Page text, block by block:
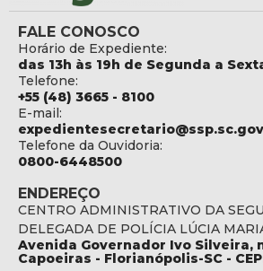
FALE CONOSCO
Horário de Expediente:
das 13h às 19h de Segunda a
Telefone:
+55 (48) 3665 - 8100
E-mail:
Telefone da Ouvidoria:
0800-6448500
ENDEREÇO
CENTRO ADMINISTRATIVO DA
DELEGADA DE POLÍCIA LÚCIA
Avenida Governador Ivo Silveira,
Capoeiras - Florianópolis-SC -